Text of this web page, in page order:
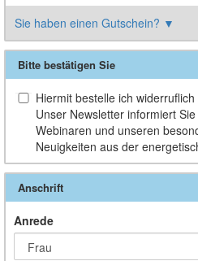
Sie haben einen Gutschein? ▼
Bitte bestätigen Sie
Hiermit bestelle ich
Unser Newsletter informiert
Webinaren und unseren
Neuigkeiten aus der
Anschrift
Anrede